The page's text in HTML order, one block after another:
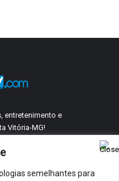
semelhantes para
entretenimento e
Vitória-MG!
direitos reservados.